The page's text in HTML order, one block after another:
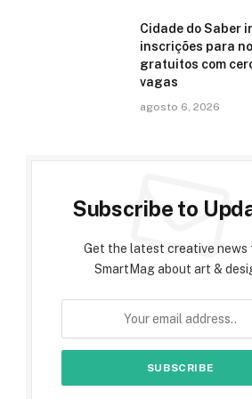
Cidade do Saber
inscrições para
gratuitos com
vagas
agosto 6, 2026
Subscribe to
Get the latest creative news
SmartMag about art &